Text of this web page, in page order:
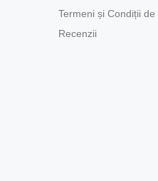
Termeni și Condiții
Recenzii